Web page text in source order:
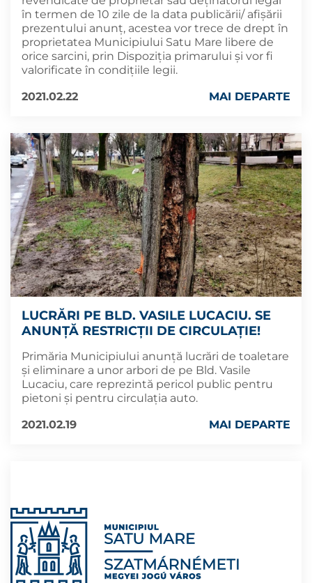
în termen de 10 zile de la data publicării/ afișării
prezentului anunț, acestea vor trece de drept în
proprietatea Municipiului Satu Mare libere de
orice sarcini, prin Dispoziția primarului și vor fi
valorificate în condițiile legii.
2021.02.22
MAI DEPARTE
LUCRĂRI PE BLD. VASILE LUCACIU. SE
ANUNȚĂ RESTRICȚII DE CIRCULAȚIE!
Primăria Municipiului anunță lucrări de toaletare
și eliminare a unor arbori de pe Bld. Vasile
Lucaciu, care reprezintă pericol public pentru
pietoni și pentru circulația auto.
2021.02.19
MAI DEPARTE